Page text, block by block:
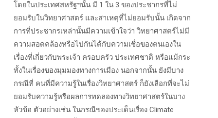
โดยในประเทศสหรัฐฯนั้น มี 1 ใน 3 ของประชากรที่ไม่
ยอมรับในวิทยาศาสตร์ และสาเหตุที่ไม่ยอมรับนั้น เกิดจาก
การที่ประชากรเหล่านั้นมีความเข้าใจว่า วิทยาศาสตร์ไม่มี
ความสอดคล้องหรือไปกันได้กับความเชื่อของตนเองใน
เรื่องที่เกี่ยวกับพระเจ้า ครอบครัว ประเทศชาติ หรือแม้กระ
ทั้งในเรื่องของมุมมองทางการเมือง นอกจากนั้น ยังมีบาง
กรณีที่ คนที่มีความรู้ในเรื่องวิทยาศาสตร์ ก็ยังเลือกที่จะไม่
ยอมรับความรู้หรือผลการทดลองทางวิทยาศาสตร์ในบาง
หัวข้อ ตัวอย่างเช่น ในกรณีของประเด็นเรื่อง Climate